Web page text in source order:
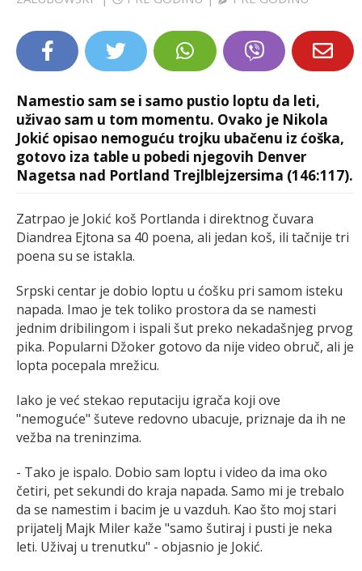
EXTRA
Namestio sam se i samo pustio loptu da leti,
uživao sam u tom momentu. Ovako je Nikola
Jokić opisao nemoguću trojku ubačenu iz ćoška,
gotovo iza table u pobedi njegovih Denver
Nagetsa nad Portland Trejlblejzersima (146:117).
Zatrpao je Jokić koš Portlanda i direktnog čuvara
Diandrea Ejtona sa 40 poena, ali jedan koš, ili tačnije tri
poena su se istakla.
Srpski centar je dobio loptu u ćošku pri samom isteku
napada. Imao je tek toliko prostora da se namesti
jednim dribilingom i ispali šut preko nekadašnjeg prvog
pika. Popularni Džoker gotovo da nije video obruč, ali je
lopta pocepala mrežicu.
Iako je već stekao reputaciju igrača koji ove
"nemoguće" šuteve redovno ubacuje, priznaje da ih ne
vežba na treninzima.
- Tako je ispalo. Dobio sam loptu i video da ima oko
četiri, pet sekundi do kraja napada. Samo mi je trebalo
da se namestim i bacim je u vazduh. Kao što moj stari
prijatelj Majk Miler kaže "samo šutiraj i pusti je neka
leti. Uživaj u trenutku" - objasnio je Jokić.